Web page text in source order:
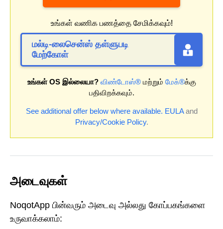
உங்கள் வணிக பணத்தை சேமிக்கவும்!
மல்டி-லைசென்ஸ் தள்ளுபடி
மேற்கோள்
உங்கள் OS இல்லையா? விண்டோஸ்®மற்றும் மேக்®க்கு
பதிவிறக்கவும்.
See additional offer below where available. EULAand
Privacy/Cookie Policy.
அடைவுகள்
NoqotApp பின்வரும் அடைவு அல்லது கோப்பகங்களை
உருவாக்கலாம்: